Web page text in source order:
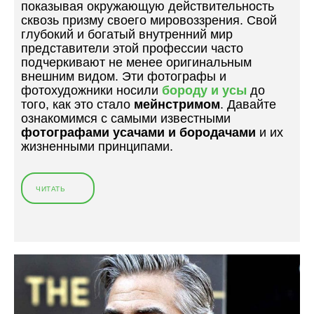
показывая окружающую действительность
сквозь призму своего мировоззрения. Свой
глубокий и богатый внутренний мир
представители этой профессии часто
подчеркивают не менее оригинальным
внешним видом. Эти фотографы и
фотохудожники носили бороду и усы до
того, как это стало мейнстримом. Давайте
ознакомимся с самыми известными
фотографами усачами и бородачами и их
жизненными принципами.
ЧИТАТЬ
П
Ы